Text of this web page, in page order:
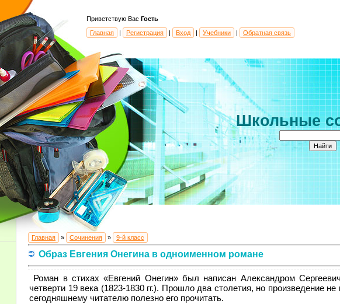
Приветствую Вас Гость
Главная
| Регистрация | Вход | Учебники | Обратная связь
Школьные
Главная » Сочинения » 9-й класс
Образ Евгения Онегина в одноименном романе
Роман в стихах «Евгений Онегин» был написан Александром
четверти 19 века (1823-1830 гг.). Прошло два столетия, но произведение не
сегодняшнему читателю полезно его прочитать.